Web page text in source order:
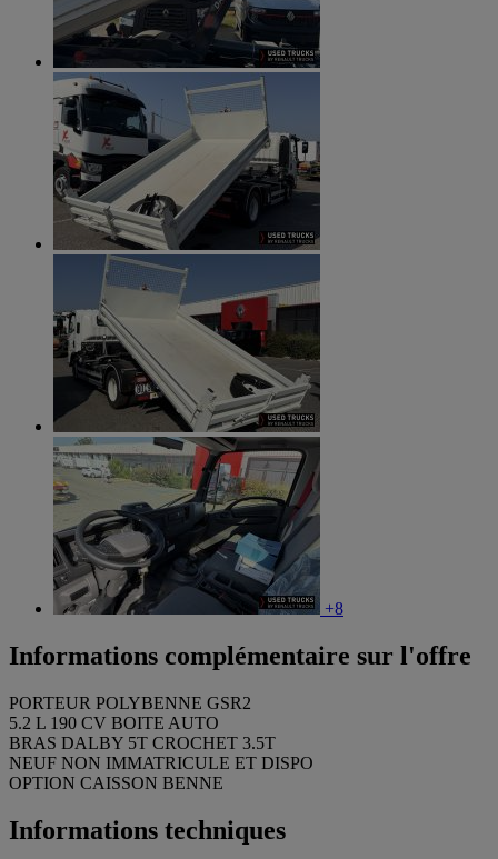
+8
Informations complémentaire sur l'offre
PORTEUR POLYBENNE GSR2
5.2 L 190 CV BOITE AUTO
BRAS DALBY 5T CROCHET 3.5T
NEUF NON IMMATRICULE ET DISPO
OPTION CAISSON BENNE
Informations techniques